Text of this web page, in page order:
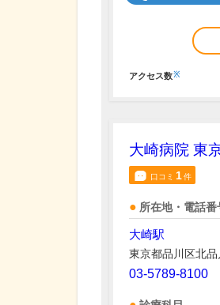
アクセス数※
大崎病院 東
口コミ 1件
所在地・電話番
大崎駅
東京都品川区北
03-5789-8100